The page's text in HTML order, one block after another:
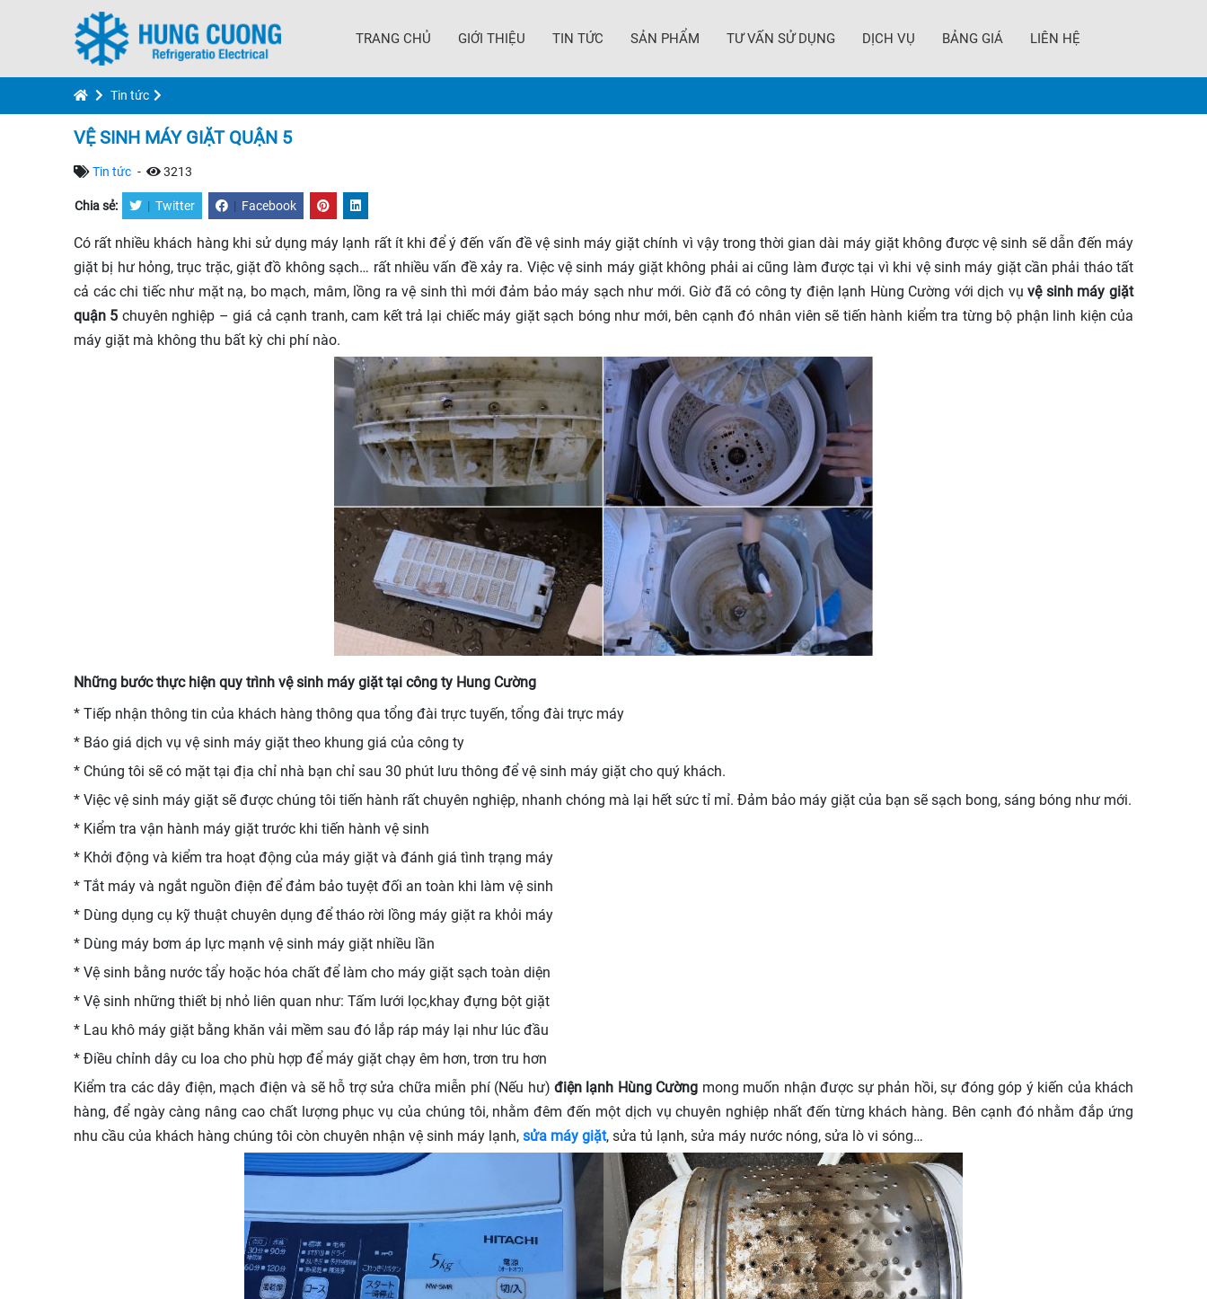
TRANG CHỦ GIỚI THIỆU TIN TỨC SẢN PHẨM TƯ VẤN SỬ DỤNG DỊCH VỤ BẢNG GIÁ LIÊN HỆ
Tin tức
VỆ SINH MÁY GIẶT QUẬN 5
Tin tức - 3213
Chia sẻ: | Twitter | Facebook
Có rất nhiều khách hàng khi sử dụng máy lạnh rất ít khi để ý đến vấn đề vệ sinh máy giặt chính vì vậy trong thời gian dài máy giặt không được vệ sinh sẽ dẫn đến máy
giặt bị hư hỏng, trục trặc, giặt đồ không sạch… rất nhiều vấn đề xảy ra. Việc vệ sinh máy giặt không phải ai cũng làm được tại vì khi vệ sinh máy giặt cần phải tháo tất
cả các chi tiếc như mặt nạ, bo mạch, mâm, lồng ra vệ sinh thì mới đảm bảo máy sạch như mới. Giờ đã có công ty điện lạnh Hùng Cường với dịch vụvệ sinh máy giặt
quận 5 chuyên nghiệp – giá cả cạnh tranh, cam kết trả lại chiếc máy giặt sạch bóng như mới, bên cạnh đó nhân viên sẽ tiến hành kiểm tra từng bộ phận linh kiện của
máy giặt mà không thu bất kỳ chi phí nào.
Những bước thực hiện quy trình vệ sinh máy giặt tại công ty Hung Cường
* Tiếp nhận thông tin của khách hàng thông qua tổng đài trực tuyến, tổng đài trực máy
* Báo giá dịch vụ vệ sinh máy giặt theo khung giá của công ty
* Chúng tôi sẽ có mặt tại địa chỉ nhà bạn chỉ sau 30 phút lưu thông để vệ sinh máy giặt cho quý khách.
* Việc vệ sinh máy giặt sẽ được chúng tôi tiến hành rất chuyên nghiệp, nhanh chóng mà lại hết sức tỉ mỉ. Đảm bảo máy giặt của bạn sẽ sạch bong, sáng bóng như mới.
* Kiểm tra vận hành máy giặt trước khi tiến hành vệ sinh
* Khởi động và kiểm tra hoạt động của máy giặt và đánh giá tình trạng máy
* Tắt máy và ngắt nguồn điện để đảm bảo tuyệt đối an toàn khi làm vệ sinh
* Dùng dụng cụ kỹ thuật chuyên dụng để tháo rời lồng máy giặt ra khỏi máy
* Dùng máy bơm áp lực mạnh vệ sinh máy giặt nhiều lần
* Vệ sinh bằng nước tẩy hoặc hóa chất để làm cho máy giặt sạch toàn diện
* Vệ sinh những thiết bị nhỏ liên quan như: Tấm lưới lọc,khay đựng bột giặt
* Lau khô máy giặt bằng khăn vải mềm sau đó lắp ráp máy lại như lúc đầu
* Điều chỉnh dây cu loa cho phù hợp để máy giặt chạy êm hơn, trơn tru hơn
Kiểm tra các dây điện, mạch điện và sẽ hỗ trợ sửa chữa miễn phí (Nếu hư) điện lạnh Hùng Cường mong muốn nhận được sự phản hồi, sự đóng góp ý kiến của khách
hàng, để ngày càng nâng cao chất lượng phục vụ của chúng tôi, nhằm đêm đến một dịch vụ chuyên nghiệp nhất đến từng khách hàng. Bên cạnh đó nhằm đắp ứng
nhu cầu của khách hàng chúng tôi còn chuyên nhận vệ sinh máy lạnh, sửa máy giặt, sửa tủ lạnh, sửa máy nước nóng, sửa lò vi sóng…